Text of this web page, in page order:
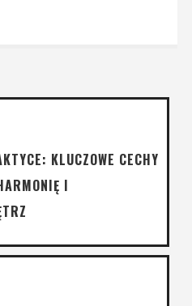
KLUCZOWE CECHY
I